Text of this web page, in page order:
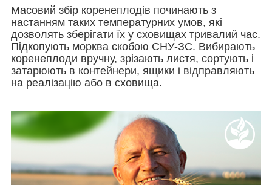
Масовий збір коренеплодів починають з
настанням таких температурних умов, які
дозволять зберігати їх у сховищах тривалий час.
Підкопують морква скобою СНУ-ЗС. Вибирають
коренеплоди вручну, зрізають листя, сортують і
затарюють в контейнери, ящики і відправляють
на реалізацію або в сховища.